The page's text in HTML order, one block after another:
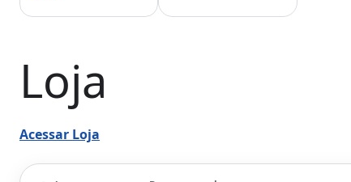
Loja
Acessar Loja